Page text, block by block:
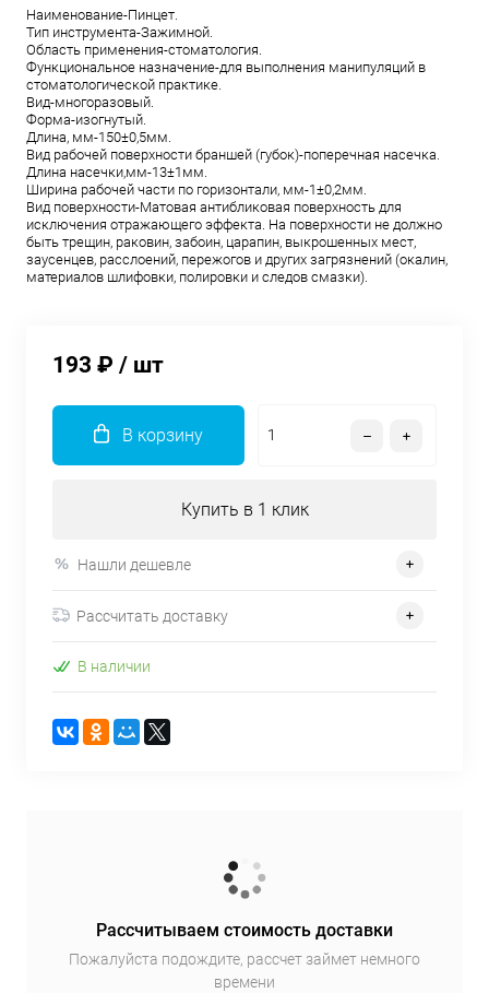
Наименование-Пинцет.
Тип инструмента-Зажимной.
Область применения-стоматология.
Функциональное назначение-для выполнения манипуляций в
стоматологической практике.
Вид-многоразовый.
Форма-изогнутый.
Длина, мм-150±0,5мм.
Вид рабочей поверхности браншей (губок)-поперечная насечка.
Длина насечки,мм-13±1мм.
Ширина рабочей части по горизонтали, мм-1±0,2мм.
Вид поверхности-Матовая антибликовая поверхность для
исключения отражающего эффекта. На поверхности не должно
быть трещин, раковин, забоин, царапин, выкрошенных мест,
заусенцев, расслоений, пережогов и других загрязнений (окалин,
материалов шлифовки, полировки и следов смазки).
193 ₽ / шт
В корзину
Купить в 1 клик
Нашли дешевле
Рассчитать доставку
В наличии
Рассчитываем стоимость доставки
Пожалуйста подождите, рассчет займет немного
времени